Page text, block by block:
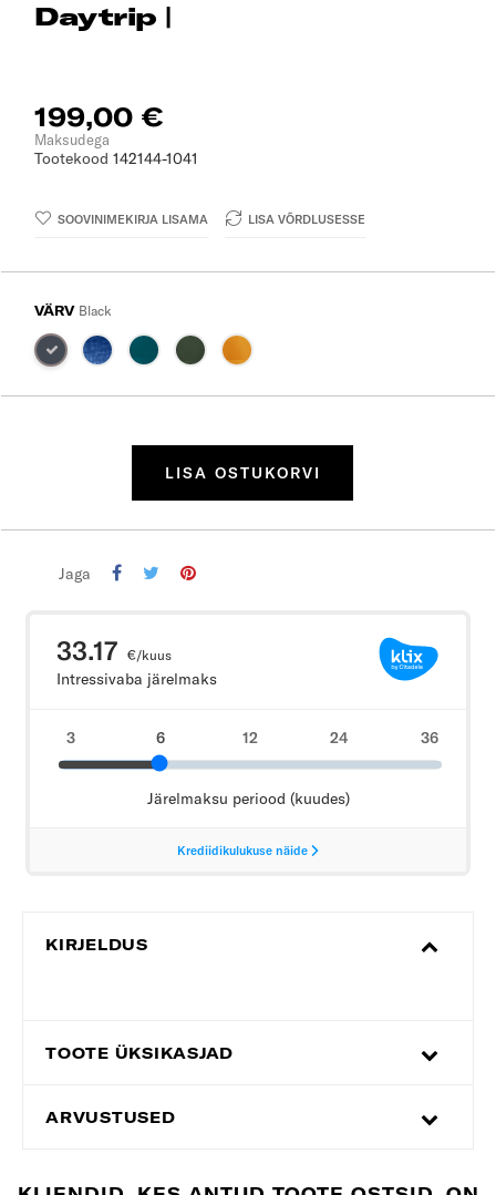
Daytrip |
199,00 €
Maksudega
Tootekood 142144-1041
SOOVINIMEKIRJA LISAMA LISA VÕRDLUSESSE
VÄRV Black
LISA OSTUKORVI
Jaga
KIRJELDUS
TOOTE ÜKSIKASJAD
ARVUSTUSED